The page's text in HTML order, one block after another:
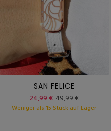
SAN FELICE
24,99 € 49,99 €
Weniger als 15 Stück auf Lager